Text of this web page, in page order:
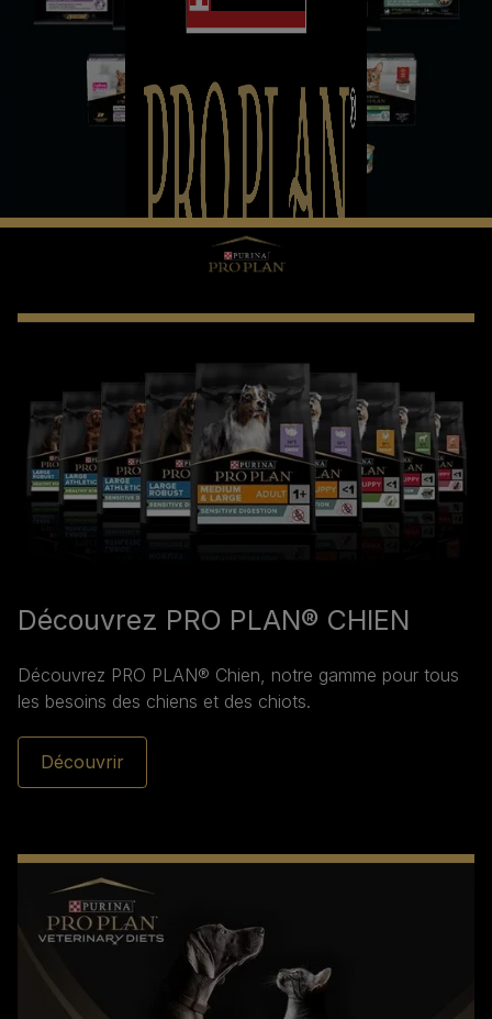
PRO PLAN® CHAT
Choisissez une nutrition de haute qualité pour votre
chat.
De délicieuses recettes et la plus grande variété de
saveurs !
Découvrez PRO PLAN® CHIEN
Découvrez PRO PLAN® Chien, notre gamme pour tous
les besoins des chiens et des chiots.
Découvrir